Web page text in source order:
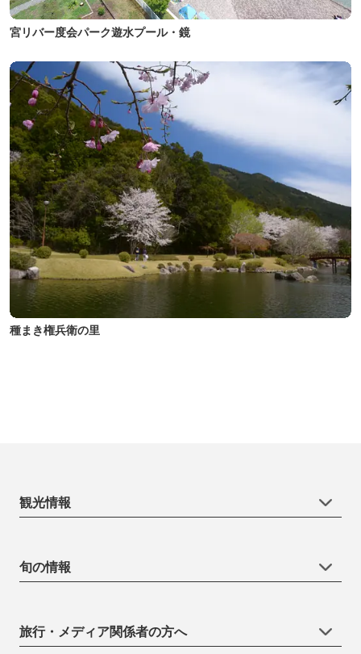
宮リバー度会パーク遊水プール・鏡
種まき権兵衛の里
観光情報
旬の情報
旅行・メディア関係者の方へ